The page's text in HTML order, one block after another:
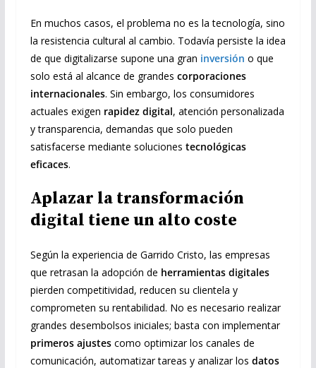
En muchos casos, el problema no es la tecnología, sino
la resistencia cultural al cambio. Todavía persiste la idea
de que digitalizarse supone una gran inversión o que
solo está al alcance de grandes corporaciones
internacionales. Sin embargo, los consumidores
actuales exigen rapidez digital, atención personalizada
y transparencia, demandas que solo pueden
satisfacerse mediante soluciones tecnológicas
eficaces.
Aplazar la transformación
digital tiene un alto coste
Según la experiencia de Garrido Cristo, las empresas
que retrasan la adopción de herramientas digitales
pierden competitividad, reducen su clientela y
comprometen su rentabilidad. No es necesario realizar
grandes desembolsos iniciales; basta con implementar
primeros ajustescomo optimizar los canales de
comunicación, automatizar tareas y analizar los datos